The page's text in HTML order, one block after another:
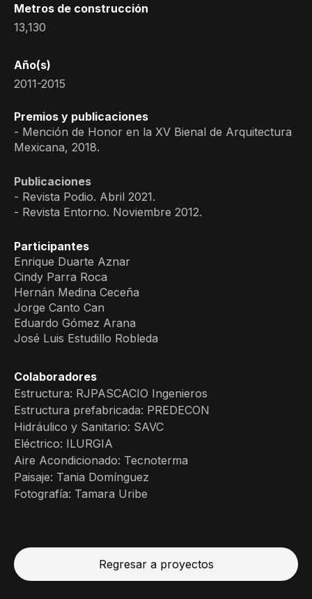
Metros de construcción
13,130
Año(s)
2011-2015
Premios y publicaciones
- Mención de Honor en la XV Bienal de Arquitectura
Mexicana, 2018.
Publicaciones
- Revista Podio. Abril 2021.
- Revista Entorno. Noviembre 2012.
Participantes
Enrique Duarte Aznar
Cindy Parra Roca
Hernán Medina Ceceña
Jorge Canto Can
Eduardo Gómez Arana
José Luis Estudillo Robleda
Colaboradores
Estructura: RJPASCACIO Ingenieros
Estructura prefabricada: PREDECON
Hidráulico y Sanitario: SAVC
Eléctrico: ILURGIA
Aire Acondicionado: Tecnoterma
Paisaje: Tania Domínguez
Fotografía: Tamara Uribe
Regresar a proyectos